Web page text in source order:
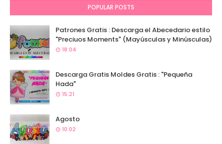
POPULAR POSTS
Patrones Gratis : Descarga el Abecedario estilo
"Preciuos Moments" (Mayúsculas y Minúsculas)
18:04
Descarga Gratis Moldes Gratis : "Pequeña
Hada"
15:21
Agosto
10:02